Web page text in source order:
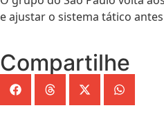
e ajustar o sistema tático
Compartilhe